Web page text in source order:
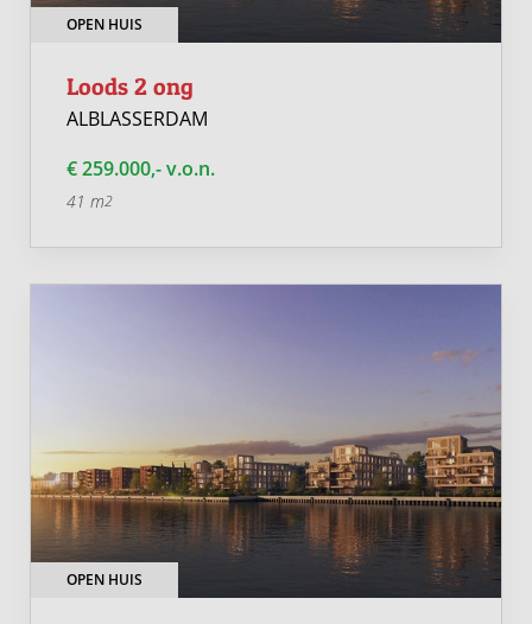
OPEN HUIS
Loods 2 ong
ALBLASSERDAM
€ 259.000,- v.o.n.
41 m2
OPEN HUIS